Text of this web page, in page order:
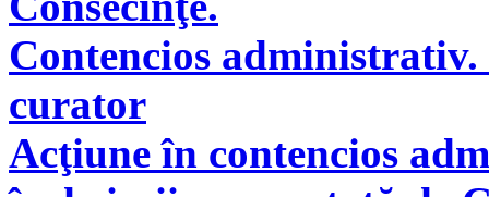
Contencios
curator
Acţiune în contencios